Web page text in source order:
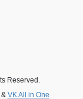
Reserved.
& VK All in One